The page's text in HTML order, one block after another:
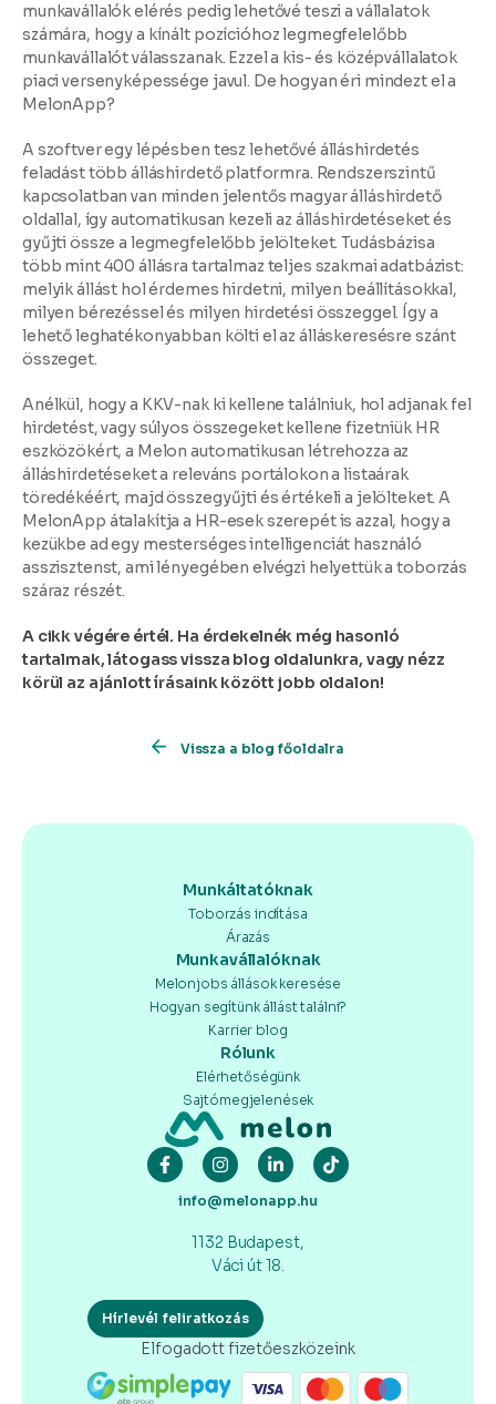
munkavállalók elérés pedig lehetővé teszi a vállalatok
számára, hogy a kínált pozícióhoz legmegfelelőbb
munkavállalót válasszanak. Ezzel a kis- és középvállalatok
piaci versenyképessége javul. De hogyan éri mindezt el a
MelonApp?
A szoftveregy lépésben tesz lehetővé álláshirdetés
feladást több álláshirdető platformra. Rendszerszintű
kapcsolatban van minden jelentős magyar álláshirdető
oldallal, így automatikusan kezeli az álláshirdetéseket és
gyűjti össze a legmegfelelőbb jelölteket.Tudásbázisa
több mint 400 állásra tartalmaz teljes szakmai adatbázist:
melyik állást hol érdemes hirdetni, milyen beállításokkal,
milyen bérezéssel és milyen hirdetési összeggel. Így a
lehetőleghatékonyabban költi el az álláskeresésre szánt
összeget.
Anélkül, hogy a KKV-nak ki kellene találniuk, hol adjanak fel
hirdetést, vagy súlyos összegeket kellene fizetniük HR
eszközökért, a Melon automatikusan létrehozza az
álláshirdetéseket a releváns portálokon a listaárak
töredékéért, majd összegyűjti és értékeli a jelölteket. A
MelonApp átalakítja a HR-esek szerepét is azzal, hogy a
kezükbe ad egy mesterséges intelligenciát használó
asszisztenst, ami lényegében elvégzi helyettük a toborzás
száraz részét.
A cikk végére értél. Ha érdekelnék még hasonló
tartalmak, látogass vissza blog oldalunkra, vagy nézz
körül az ajánlott írásaink között jobb oldalon!
Vissza a blog főoldalra
info@melonapp.hu
1132 Budapest,
Váci út 18.
Munkáltatóknak
Toborzás indítása
Árazás
Munkavállalóknak
Melonjobs állások keresése
Hogyan segítünk állást találni?
Karrier blog
Rólunk
Elérhetőségünk
Sajtómegjelenések
Hírlevél feliratkozás
Elfogadott fizetőeszközeink